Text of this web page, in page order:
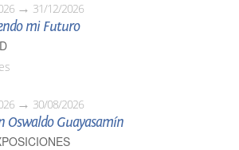
31/12/2026
mi Futuro
30/08/2026
Oswaldo Guayasamín